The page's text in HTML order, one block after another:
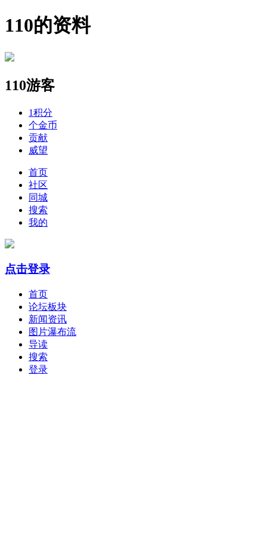
110的资料
110游客
1积分
个金币
贡献
威望
首页
社区
同城
搜索
我的
点击登录
首页
论坛板块
新闻资讯
图片瀑布流
导读
搜索
登录